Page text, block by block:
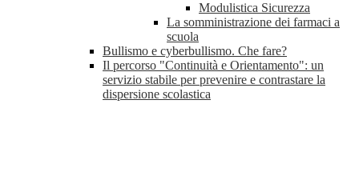
Modulistica Sicurezza
La somministrazione dei farmaci a
scuola
Bullismo e cyberbullismo. Che fare?
Il percorso "Continuità e Orientamento": un
servizio stabile per prevenire e contrastare la
dispersione scolastica